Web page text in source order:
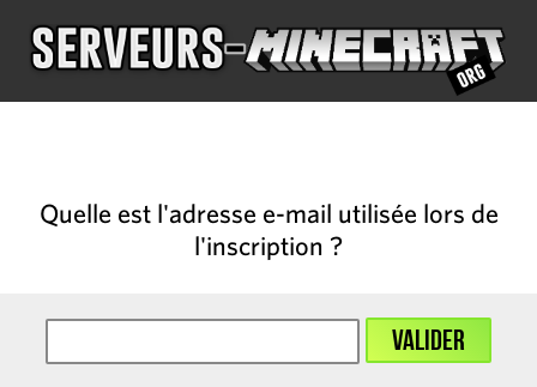
Quelle est l'adresse e-mail utilisée lors de
l'inscription ?